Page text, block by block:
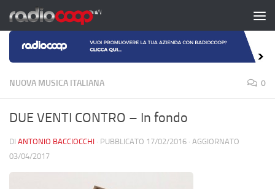
Salta al contenuto
NUOVA MUSICA ITALIANA 0
DUE VENTI CONTRO – In fondo
DI ANTONIO BACCIOCCHI · PUBBLICATO 17/02/2016 · AGGIORNATO
03/04/2017